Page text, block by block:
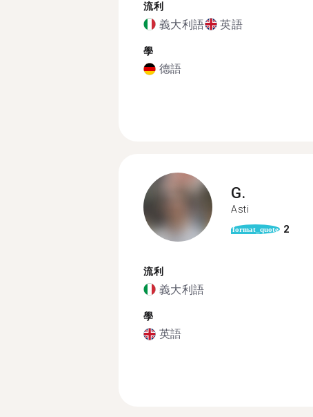
流利
義大利語 英語
學
德語
G.
Asti
format_quote 2
流利
義大利語
學
英語